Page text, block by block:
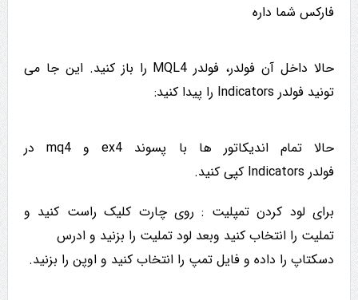
فارکس شما داره
حالا داخل آن فولدر، فولدر MQL4 را باز کنید. این جا می
تونید فولدر Indicators را پیدا کنید:
حالا تمام اندیکاتور ها با پسوند ex4 و mq4 در
فولدر Indicators کپی کنید.
برای لود کردن تمپلیت : روی چارت کلیک راست کنید و
تملیت را انتخاب کنید وبعد لود تملیت را بزنید و ادرس
دسکتاپ را داده و فایل تمپ را انتخاب کنید و اوپن را بزنید.